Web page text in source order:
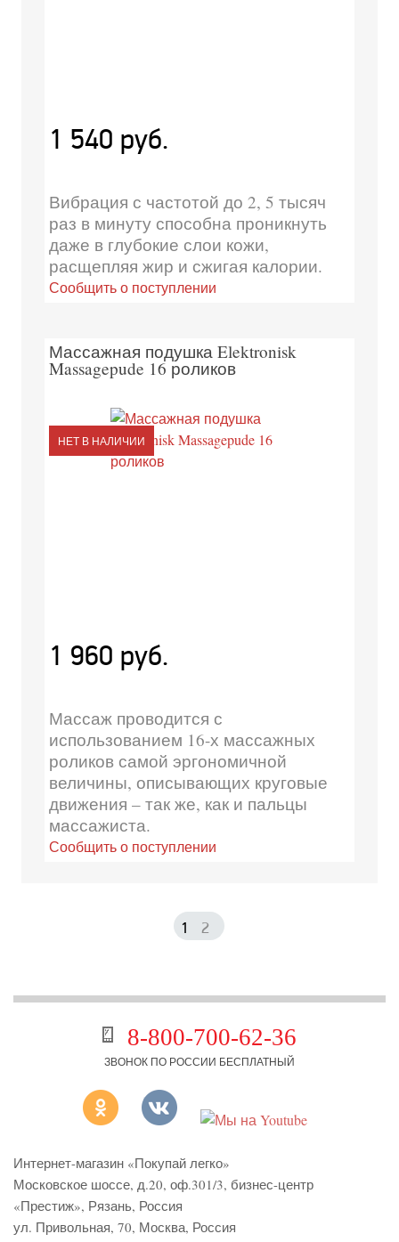
1 540 руб.
Вибрация с частотой до 2, 5 тысяч
раз в минуту способна проникнуть
даже в глубокие слои кожи,
расщепляя жир и сжигая калории.
Сообщить о поступлении
Массажная подушка Elektronisk
Massagepude 16 роликов
НЕТ В НАЛИЧИИ
1 960 руб.
Массаж проводится с
использованием 16-х массажных
роликов самой эргономичной
величины, описывающих круговые
движения – так же, как и пальцы
массажиста.
Сообщить о поступлении
1 2
8-800-700-62-36
ЗВОНОК ПО РОССИИ БЕСПЛАТНЫЙ
Интернет-магазин «Покупай легко»
Московское шоссе, д.20, оф.301/3, бизнес-центр
«Престиж», Рязань, Россия
ул. Привольная, 70, Москва, Россия